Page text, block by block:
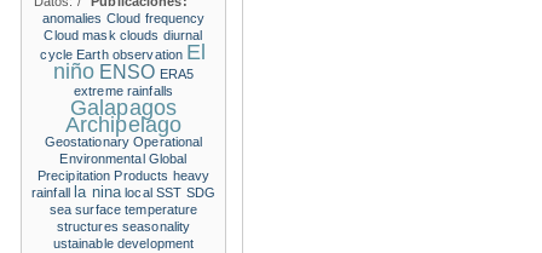
anomalies Cloud frequency
Cloud mask clouds diurnal
cycle Earth observation El
niño ENSO ERA5
extreme rainfalls
Galapagos
Archipelago
Geostationary Operational
Environmental Global
Precipitation Products heavy
rainfall
la nina local SST SDG
sea surface temperature
structures seasonality
ustainable development